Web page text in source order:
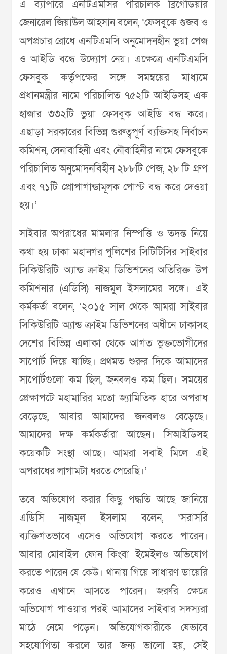
এ ব্যাপারে এনটিএমসির পরিচালক ব্রিগেডিয়ার
জেনারেল জিয়াউল আহসান বলেন, ‘ফেসবুকে গুজব ও
অপপ্রচার রোধে এনটিএমসি অনুমোদনহীন ভুয়া পেজ
ও আইডি বন্ধে উদ্যোগ নেয়। এক্ষেত্রে এনটিএমসি
ফেসবুক কর্তৃপক্ষের সঙ্গে সমন্বয়ের মাধ্যমে
প্রধানমন্ত্রীর নামে পরিচালিত ৭৫২টি আইডিসহ এক
হাজার ৩৩২টি ভুয়া ফেসবুক আইডি বন্ধ করে।
এছাড়া সরকারের বিভিন্ন গুরুত্বপূর্ণ ব্যক্তিসহ নির্বাচন
কমিশন, সেনাবাহিনী এবং নৌবাহিনীর নামে ফেসবুকে
পরিচালিত অনুমোদনবিহীন ২৮৮টি পেজ, ২৮ টি গ্রুপ
এবং ৭১টি প্রোপাগান্ডামূলক পোস্ট বন্ধ করে দেওয়া
হয়।’
সাইবার অপরাধের মামলার নিস্পত্তি ও তদন্ত নিয়ে
কথা হয় ঢাকা মহানগর পুলিশের সিটিটিসির সাইবার
সিকিউরিটি অ্যান্ড ক্রাইম ডিভিশনের অতিরিক্ত উপ
কমিশনার (এডিসি) নাজমুল ইসলামের সঙ্গে। এই
কর্মকর্তা বলেন, ‘২০১৫ সাল থেকে আমরা সাইবার
সিকিউরিটি অ্যান্ড ক্রাইম ডিভিশনের অধীনে ঢাকাসহ
দেশের বিভিন্ন এলাকা থেকে আগত ভুক্তভোগীদের
সাপোর্ট দিয়ে যাচ্ছি। প্রথমত শুরুর দিকে আমাদের
সাপোর্টগুলো কম ছিল, জনবলও কম ছিল। সময়ের
প্রেক্ষাপটে মহামারির মতো জ্যামিতিক হারে অপরাধ
বেড়েছে, আবার আমাদের জনবলও বেড়েছে।
আমাদের দক্ষ কর্মকর্তারা আছেন। সিআইডিসহ
কয়েকটি সংস্থা আছে। আমরা সবাই মিলে এই
অপরাধের লাগামটা ধরতে পেরেছি।’
তবে অভিযোগ করার কিছু পদ্ধতি আছে জানিয়ে
এডিসি নাজমুল ইসলাম বলেন, ‘সরাসরি
ব্যক্তিগতভাবে এসেও অভিযোগ করতে পারেন।
আবার মোবাইল ফোন কিংবা ইমেইলও অভিযোগ
করতে পারেন যে কেউ। থানায় গিয়ে সাধারণ ডায়েরি
করেও এখানে আসতে পারেন। জরুরি ক্ষেত্রে
অভিযোগ পাওয়ার পরই আমাদের সাইবার সদস্যরা
মাঠে নেমে পড়েন। অভিযোগকারীকে যেভাবে
সহযোগিতা করলে তার জন্য ভালো হয়, সেই